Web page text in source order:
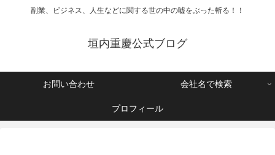
副業、ビジネス、人生などに関する世の中の嘘をぶった斬る！！
垣内重慶公式ブログ
お問い合わせ 会社名で検索
プロフィール